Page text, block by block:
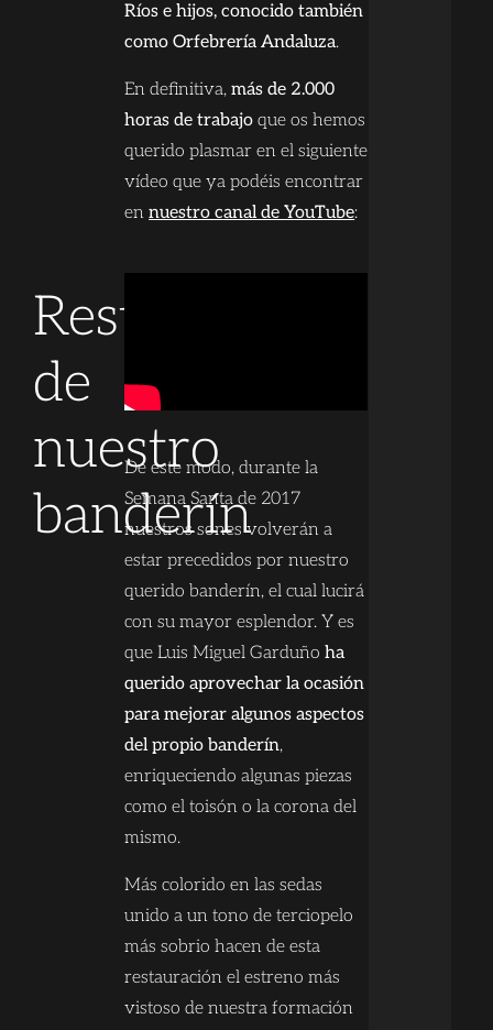
Restauración
de
nuestro
banderín
Ríos e hijos, conocido también
como Orfebrería Andaluza.
En definitiva,más de 2.000
horas de trabajo que os hemos
querido plasmar en el siguiente
vídeo que ya podéis encontrar
ennuestro canal de YouTube:
De este modo, durante la
Semana Santa de 2017
nuestros sones volverán a
estar precedidos por nuestro
querido banderín, el cual lucirá
con su mayor esplendor. Y es
que Luis Miguel Garduñoha
querido aprovechar la ocasión
para mejorar algunos aspectos
del propio banderín,
enriqueciendo algunas piezas
como el toisón o la corona del
mismo.
Más colorido en las sedas
unido a un tono de terciopelo
más sobrio hacen de esta
restauración el estreno más
vistoso de nuestra formación